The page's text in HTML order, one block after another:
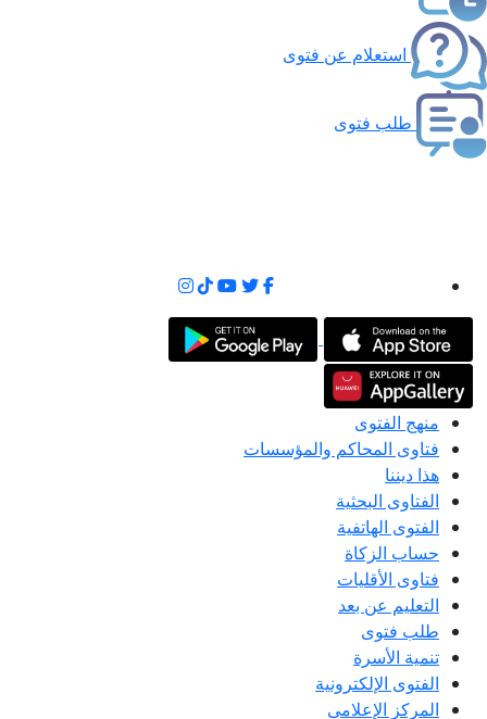
استعلام عن فتوى
طلب فتوى
منهج الفتوى
فتاوى المحاكم والمؤسسات
هذا ديننا
الفتاوى البحثية
الفتوى الهاتفية
حساب الزكاة
فتاوى الأقليات
التعليم عن بعد
طلب فتوى
تنمية الأسرة
الفتوى الإلكترونية
المركز الإعلامى